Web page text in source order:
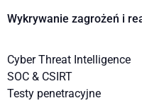
Wykrywanie zagrożeń i
Cyber Threat Intelligence
SOC & CSIRT
Testy penetracyjne